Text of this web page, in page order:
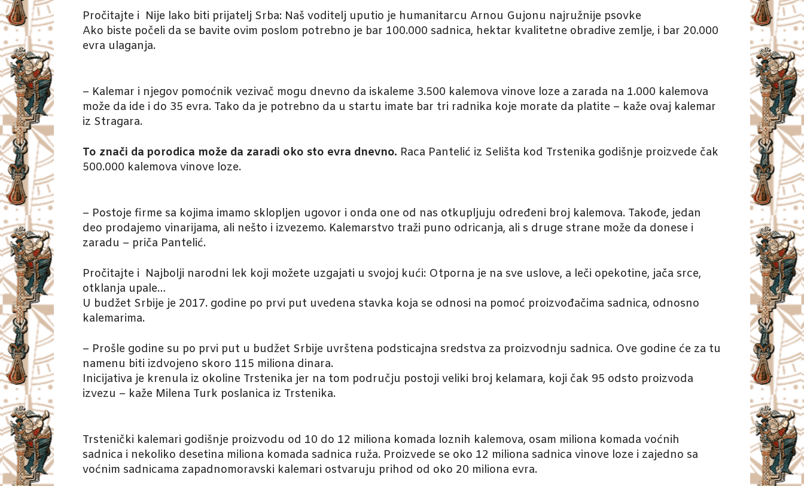
Pročitajte i Nije lako biti prijatelj Srba: Naš voditelj uputio je humanitarcu Arnou Gujonu najružnije psovke
Ako biste počeli da se bavite ovim poslom potrebno je bar 100.000 sadnica, hektar kvalitetne obradive zemlje, i bar 20.000
evra ulaganja.
– Kalemar i njegov pomoćnik vezivač mogu dnevno da iskaleme 3.500 kalemova vinove loze a zarada na 1.000 kalemova
može da ide i do 35 evra. Tako da je potrebno da u startu imate bar tri radnika koje morate da platite – kaže ovaj kalemar
iz Stragara.
To znači da porodica može da zaradi oko sto evra dnevno. Raca Pantelić iz Selišta kod Trstenika godišnje proizvede čak
500.000 kalemova vinove loze.
– Postoje firme sa kojima imamo sklopljen ugovor i onda one od nas otkupljuju određeni broj kalemova. Takođe, jedan
deo prodajemo vinarijama, ali nešto i izvezemo. Kalemarstvo traži puno odricanja, ali s druge strane može da donese i
zaradu – priča Pantelić.
Pročitajte i Najbolji narodni lek koji možete uzgajati u svojoj kući: Otporna je na sve uslove, a leči opekotine, jača srce,
otklanja upale…
U budžet Srbije je 2017. godine po prvi put uvedena stavka koja se odnosi na pomoć proizvođačima sadnica, odnosno
kalemarima.
– Prošle godine su po prvi put u budžet Srbije uvrštena podsticajna sredstva za proizvodnju sadnica. Ove godine će za tu
namenu biti izdvojeno skoro 115 miliona dinara.
Inicijativa je krenula iz okoline Trstenika jer na tom području postoji veliki broj kelamara, koji čak 95 odsto proizvoda
izvezu – kaže Milena Turk poslanica iz Trstenika.
Trstenički kalemari godišnje proizvodu od 10 do 12 miliona komada loznih kalemova, osam miliona komada voćnih
sadnica i nekoliko desetina miliona komada sadnica ruža. Proizvede se oko 12 miliona sadnica vinove loze i zajedno sa
voćnim sadnicama zapadnomoravski kalemari ostvaruju prihod od oko 20 miliona evra.